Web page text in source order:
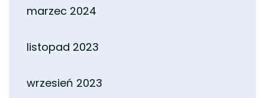
marzec 2024
listopad 2023
wrzesień 2023